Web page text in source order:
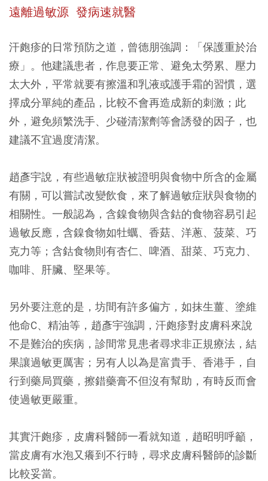
遠離過敏源 發病速就醫
汗皰疹的日常預防之道，曾德朋強調：「保護重於治
療」。他建議患者，作息要正常、避免太勞累、壓力
太大外，平常就要有擦溫和乳液或護手霜的習慣，選
擇成分單純的產品，比較不會再造成新的刺激；此
外，避免頻繁洗手、少碰清潔劑等會誘發的因子，也
建議不宜過度清潔。
趙彥宇說，有些過敏症狀被證明與食物中所含的金屬
有關，可以嘗試改變飲食，來了解過敏症狀與食物的
相關性。一般認為，含鎳食物與含鈷的食物容易引起
過敏反應，含鎳食物如牡蠣、香菇、洋蔥、菠菜、巧
克力等；含鈷食物則有杏仁、啤酒、甜菜、巧克力、
咖啡、肝臟、堅果等。
另外要注意的是，坊間有許多偏方，如抹生薑、塗維
他命C、精油等，趙彥宇強調，汗皰疹對皮膚科來說
不是難治的疾病，診間常見患者尋求非正規療法，結
果讓過敏更厲害；另有人以為是富貴手、香港手，自
行到藥局買藥，擦錯藥膏不但沒有幫助，有時反而會
使過敏更嚴重。
其實汗皰疹，皮膚科醫師一看就知道，趙昭明呼籲，
當皮膚有水泡又癢到不行時，尋求皮膚科醫師的診斷
比較妥當。